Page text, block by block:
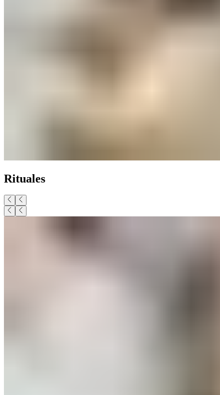
Rituales​​​​‌ ‍ ​‍​‍‌‍ ‌ ​‍‌‍‍‌‌‍‌ ‌‍‍‌‌‍ ‍​‍​‍​ ‍‍​‍​‍‌ ​ ‌‍​‌‌‍ ‍‌‍‍‌‌ ‌​‌ ‍‌​‍ ‍‌‍‍‌‌‍ ​‍​‍​‍ ​​‍​‍‌‍‍​‌ ​‍‌‍‌‌‌‍‌‍​‍​‍​ ‍‍​‍​‍‌‍‍​‌ ‌​‌ ‌​‌ ​​‌ ​ ​ ‍‍​‍ ​‍ ‌‍ ​​‍ ‌‌‍​‌‌‍ ‍‌‍‌​​‍ ‌‌ ​‍​‍ ‌‌‍‍​‌‍ ‌ ‌​‌‍‌‌‌‍ ​‌ ​ ​‍ ‌‌ ​ ‌ ‌​‌ ‌‌‌‍‌​‌‍‍‌‌‍ ​‍ ‍‌ ‌‍‌‍‌‌‌ ​‍‌‍​ ‌‍‌‌‌‍ ​​‍ ‍‌‍​‌‌ ​​‌ ​​​‍ ‌‍‍‌‌‍ ‍‌ ‌​‌‍‌‌‌‍ ‍‌ ‌​​‍ ‌‍‌‌‌‍‌​‌‍‍‌‌ ‌​​‍ ‌‍ ‌‌‍ ‌‍‌​‌‍‌‌​ ‌‌ ​​‌ ​‍‌‍‌‌‌ ​ ‌‍‌‌‌‍ ‍‌ ‌​‌‍​‌‌ ‌​‌‍‍‌‌‍ ‌‍ ‍​ ‍ ‌‍‍‌‌‍‌​​ ‌​ ‌ ‌‍​‌​ ‍​​ ​‍‌‍‌‌​ ​​‌‍‌​‌‍​‍​‍ ‌‌‍‌‍​ ​​‌‍‌​‌‍‌‌​‍ ‌​ ‌​​ ​‌​ ‌‌‌‍‌​​‍ ‌​ ‍‌​ ​ ‌‍​‌‌‍​‌​‍ ‌‌‍​‍‌‍​‌​ ​‍​ ‌ ​ ‌ ​ ​‍‌‍​‌​ ​​‌‍‌‌​ ​‍‌‍‌​​ ‍​​ ‍ ‌ ‌​‌ ‍‌‌ ​​‌‍‌‌​ ‌‌‍‍​‌‍ ‌ ‌​‌‍‌‌‌‍ ​‌‌​ ‌‍‍‌‌ ‌​‌‍‌‌‌‌​​‌‍​‌‌‍‌ ‌‍‌‌​ ‍ ‌ ​​‌‍​‌‌ ‌​‌‍‍​​ ‌‌ ​​‌‍​‌‌‍‌ ‌‍‌‌‌​​‍‌ ‌‌‌‍‍‌‌‍ ​‌‍‌​‌‍‌‌‌ ​‍​‍‌‌​ ‌‌‌​​‍‌‌ ‌‍‍ ‌‍‌‌‌ ‍‌​‍‌‌​ ​ ‌​‌​​‍‌‌​ ​ ‌​‌​​‍‌‌​ ​‍​ ​‍‌‍‌‍‌‍‌‌​ ​ ​ ​ ‌‍​‌​ ‌‌​ ‌‍​ ‌ ‌‍​‍​ ‍‌​ ‍​​ ​ ​‍‌‌​ ​‍​ ​‍​‍‌‌​ ‌‌‌​‌​​‍ ‍‌‍‍​‌‍‌‌‌‍​‌‌‍‌​‌‍‍‌‌‍ ‍‌‍‌ ​ ‌‍​‍‌‍​‌‌ ​ ‌‍‌‌‌‌‌‌‌ ​‍‌‍ ​​ ‌‌‍‍​‌ ‌​‌ ‌​‌ ​​‌ ​ ​‍‌‌​ ​ ‌​​‌​‍‌‌​ ​‍‌​‌‍​‍‌‌​ ​‍‌​‌‍‌‍ ​​‍ ‌‌‍​‌‌‍ ‍‌‍‌​​‍ ‌‌ ​‍​‍ ‌‌‍‍​‌‍ ‌ ‌​‌‍‌‌‌‍ ​‌ ​ ​‍ ‌‌ ​ ‌ ‌​‌ ‌‌‌‍‌​‌‍‍‌‌‍ ​‍ ‍‌ ‌‍‌‍‌‌‌ ​‍‌‍​ ‌‍‌‌‌‍ ​​‍ ‍‌‍​‌‌ ​​‌ ​​​‍‌‍‌‍‍‌‌‍‌​​ ‌​ ‌ ‌‍​‌​ ‍​​ ​‍‌‍‌‌​ ​​‌‍‌​‌‍​‍​‍ ‌‌‍‌‍​ ​​‌‍‌​‌‍‌‌​‍ ‌​ ‌​​ ​‌​ ‌‌‌‍‌​​‍ ‌​ ‍‌​ ​ ‌‍​‌‌‍​‌​‍ ‌‌‍​‍‌‍​‌​ ​‍​ ‌ ​ ‌ ​ ​‍‌‍​‌​ ​​‌‍‌‌​ ​‍‌‍‌​​ ‍​​‍‌‍‌ ‌​‌ ‍‌‌ ​​‌‍‌‌​ ‌‌‍‍​‌‍ ‌ ‌​‌‍‌‌‌‍ ​‌‌​ ‌‍‍‌‌ ‌​‌‍‌‌‌‌​​‌‍​‌‌‍‌ ‌‍‌‌​‍‌‍‌ ​​‌‍​‌‌ ‌​‌‍‍​​ ‌‌ ​​‌‍​‌‌‍‌ ‌‍‌‌‌​​‍‌ ‌‌‌‍‍‌‌‍ ​‌‍‌​‌‍‌‌‌ ​‍​‍‌‌​ ‌‌‌​​‍‌‌ ‌‍‍ ‌‍‌‌‌ ‍‌​‍‌‌​ ​ ‌​‌​​‍‌‌​ ​ ‌​‌​​‍‌‌​ ​‍​ ​‍‌‍‌‍‌‍‌‌​ ​ ​ ​ ‌‍​‌​ ‌‌​ ‌‍​ ‌ ‌‍​‍​ ‍‌​ ‍​​ ​ ​‍‌‌​ ​‍​ ​‍​‍‌‌​ ‌‌‌​‌​​‍ ‍‌‍‍​‌‍‌‌‌‍​‌‌‍‌​‌‍‍‌‌‍ ‍‌‍‌ ​‍‌‍‌ ​​‌‍‌‌‌ ​‍‌ ​ ‌ ​​‌‍‌‌‌‍​ ‌ ‌​‌‍‍‌‌ ‌‍‌‍‌‌​ ‌‌ ​​‌ ‌‌‌‍​‍‌‍ ​‌‍‍‌‌ ​ ‌‍‍​‌‍‌‌‌‍‌​​‍​‍‌ ‌